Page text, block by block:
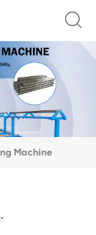
Machine